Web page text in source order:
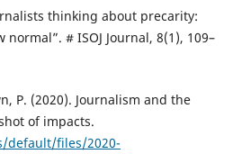
thinking about precarity:
# ISOJ Journal, 8(1), 109–
P. (2020). Journalism and the
of impacts.
default/files/2020-